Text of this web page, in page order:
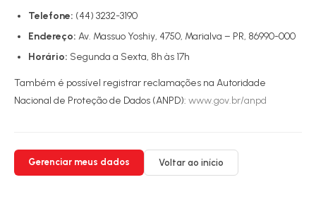
Telefone: (44) 3232-3190
Endereço: Av. Massuo Yoshiy, 4750, Marialva – PR, 86990-000
Horário: Segunda a Sexta, 8h às 17h
Também é possível registrar reclamações na Autoridade
Nacional de Proteção de Dados (ANPD): www.gov.br/anpd
Gerenciar meus dados Voltar ao início